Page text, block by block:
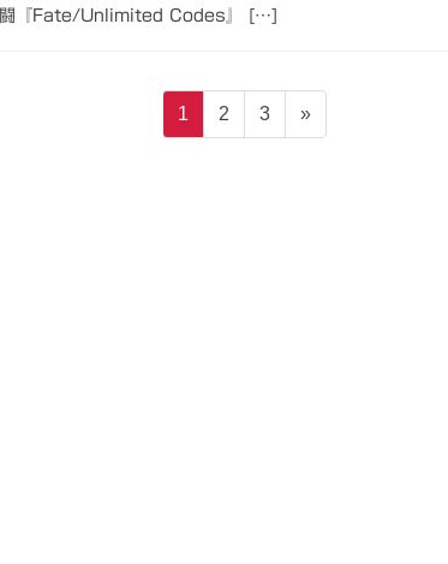
闘『Fate/Unlimited Codes』 […]
固
定
1
固
定
2
固
定
3 »